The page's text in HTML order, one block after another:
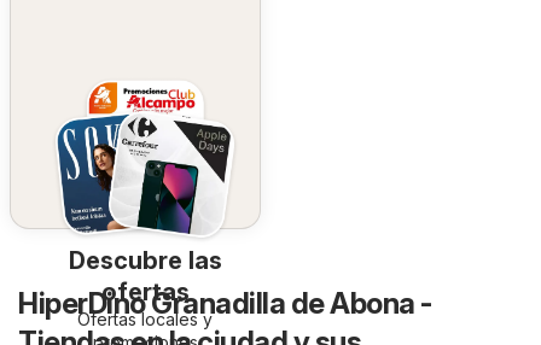
Descubre las
ofertas
Ofertas locales y
HiperDino Granadilla de Abona -